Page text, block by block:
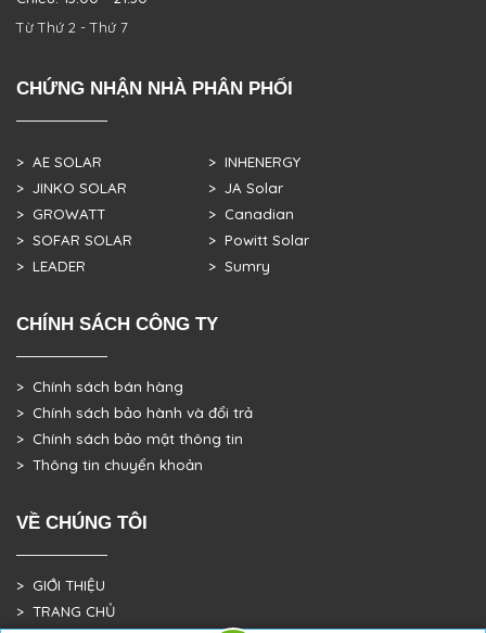
Từ Thứ 2 - Thứ 7
CHỨNG NHẬN NHÀ PHÂN PHỐI
> AE SOLAR
> JINKO SOLAR
> GROWATT
> SOFAR SOLAR
> LEADER
> INHENERGY
> JA Solar
> Canadian
> Powitt Solar
> Sumry
CHÍNH SÁCH CÔNG TY
> Chính sách bán hàng
> Chính sách bảo hành và đổi trả
> Chính sách bảo mật thông tin
> Thông tin chuyển khoản
VỀ CHÚNG TÔI
> GIỚI THIỆU
> TRANG CHỦ